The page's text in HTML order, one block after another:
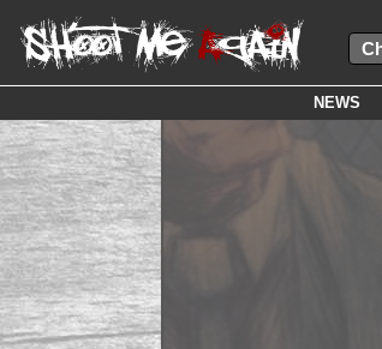
NEWS